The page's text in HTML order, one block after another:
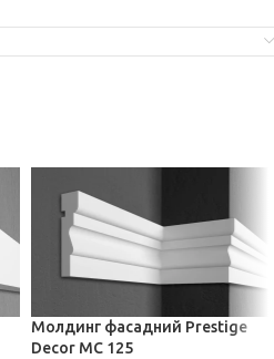
Молдинг фасадний Prestige
Decor MC 125